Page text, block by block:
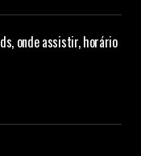
onde assistir, horário